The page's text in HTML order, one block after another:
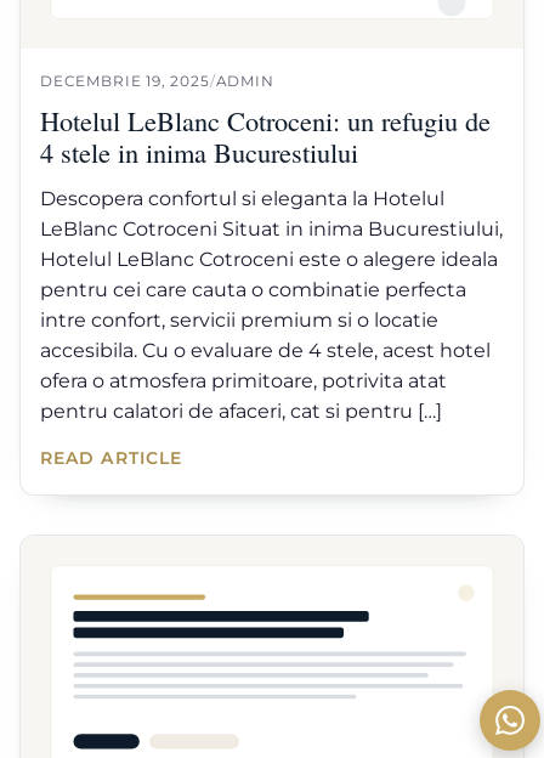
DECEMBRIE 19, 2025/ADMIN
Hotelul LeBlanc Cotroceni: un refugiu de
4 stele in inima Bucurestiului
Descopera confortul si eleganta la Hotelul
LeBlanc Cotroceni Situat in inima Bucurestiului,
Hotelul LeBlanc Cotroceni este o alegere ideala
pentru cei care cauta o combinatie perfecta
intre confort, servicii premium si o locatie
accesibila. Cu o evaluare de 4 stele, acest hotel
ofera o atmosfera primitoare, potrivita atat
pentru calatori de afaceri, cat si pentru […]
READ ARTICLE